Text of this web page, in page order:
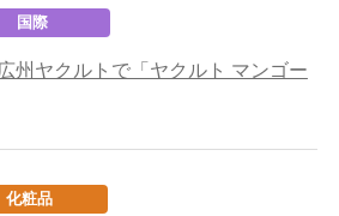
国際
州ヤクルトで「ヤクルト マンゴー
化粧品